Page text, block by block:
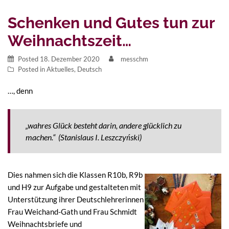
Schenken und Gutes tun zur
Weihnachtszeit…
Posted 18. Dezember 2020
messchm
Posted inAktuelles, Deutsch
…, denn
„wahres Glück besteht darin, andere glücklich zu
machen.“ (Stanislaus I. Leszczyński)
Dies nahmen sich die Klassen R10b, R9b
und H9 zur Aufgabe und gestalteten mit
Unterstützung ihrer Deutschlehrerinnen
Frau Weichand-Gath und Frau Schmidt
Weihnachtsbriefe und